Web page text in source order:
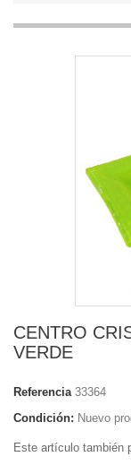
CENTRO
VERDE
Referencia 33364
Condición: Nuevo
Este artículo también